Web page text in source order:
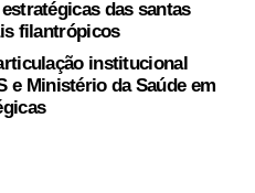
das santas
filantrópicos
institucional
e Ministério da Saúde em